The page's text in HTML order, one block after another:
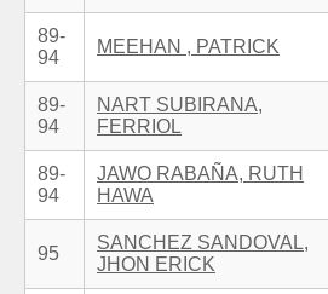
89-
94
MEEHAN , PATRICK
89-
94
NART SUBIRANA,
FERRIOL
89-
94
JAWO RABAÑA, RUTH
HAWA
95
SANCHEZ SANDOVAL,
JHON ERICK